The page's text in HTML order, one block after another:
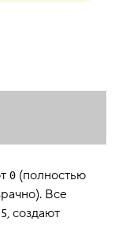
0 (полностью
Все
, создают